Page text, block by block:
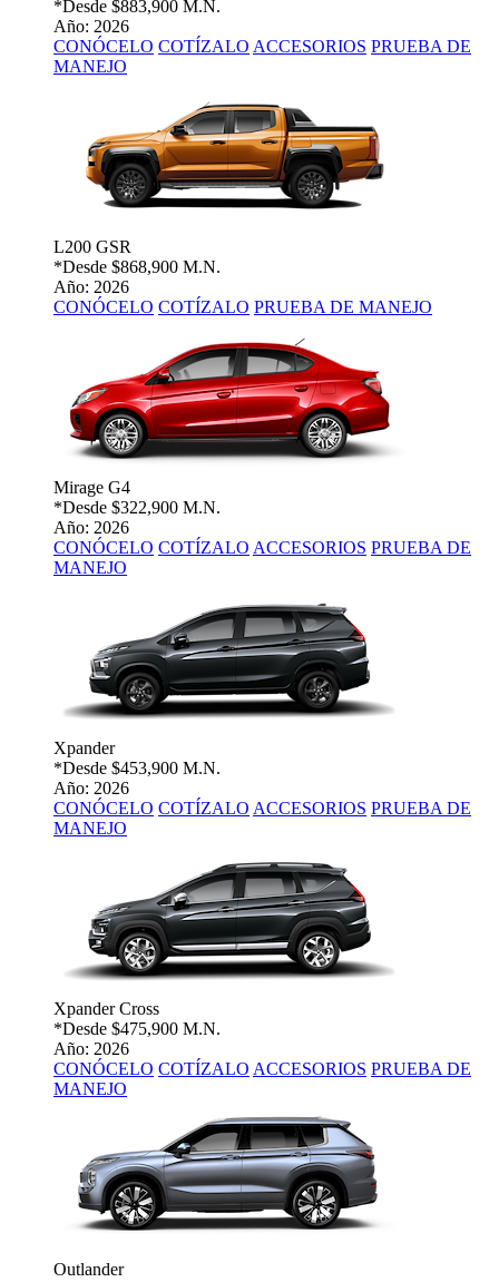
*Desde $883,900 M.N.
Año: 2026
CONÓCELO COTÍZALO ACCESORIOS PRUEBA DE
MANEJO
L200 GSR
*Desde $868,900 M.N.
Año: 2026
CONÓCELO COTÍZALO PRUEBA DE MANEJO
Mirage G4
*Desde $322,900 M.N.
Año: 2026
CONÓCELO COTÍZALO ACCESORIOS PRUEBA DE
MANEJO
Xpander
*Desde $453,900 M.N.
Año: 2026
CONÓCELO COTÍZALO ACCESORIOS PRUEBA DE
MANEJO
Xpander Cross
*Desde $475,900 M.N.
Año: 2026
CONÓCELO COTÍZALO ACCESORIOS PRUEBA DE
MANEJO
Outlander